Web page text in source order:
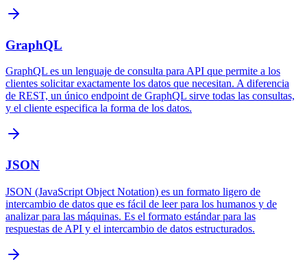
GraphQL
GraphQL es un lenguaje de consulta para API que permite a los
clientes solicitar exactamente los datos que necesitan. A diferencia
de REST, un único endpoint de GraphQL sirve todas las consultas,
y el cliente especifica la forma de los datos.
JSON
JSON (JavaScript Object Notation) es un formato ligero de
intercambio de datos que es fácil de leer para los humanos y de
analizar para las máquinas. Es el formato estándar para las
respuestas de API y el intercambio de datos estructurados.